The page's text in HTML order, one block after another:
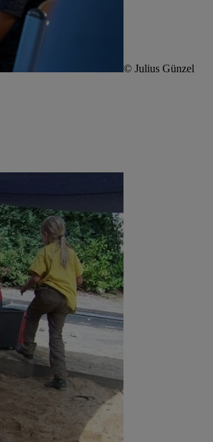
© Julius Günzel